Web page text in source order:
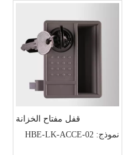
قفل مفتاح الخزانة
نموذج: HBE-LK-ACCE-02